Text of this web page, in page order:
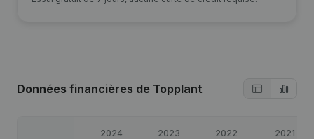
Données financières de Topplant
2024 2023 2022 2021